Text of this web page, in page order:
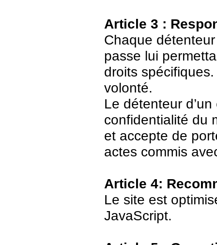
Article 3 :
Chaque
passe lui
droits
volonté.
Le détenteur
confidentialité du
et accepte de
actes commis
Article 4:
Le site est
JavaScript.